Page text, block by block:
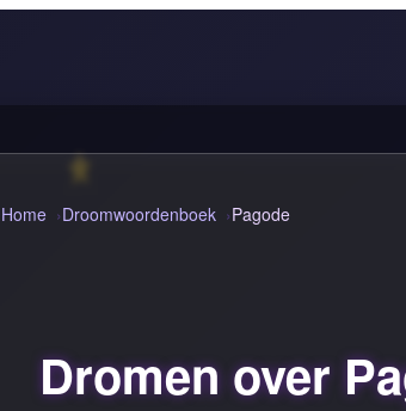
Home Droomwoordenboek Pagode
Dromen over